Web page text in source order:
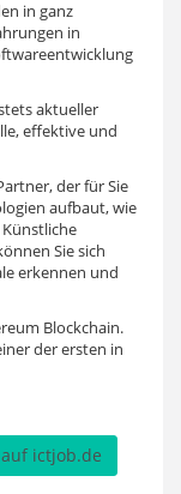
in ganz
in
aktueller
effektive und
der für Sie
aufbaut, wie
Sie sich
erkennen und
Blockchain.
der ersten in
ictjob.de